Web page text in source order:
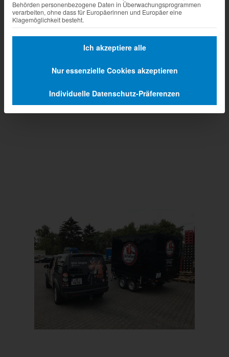
Prev Next
Behörden personenbezogene Daten in Überwachungsprogrammen
verarbeiten, ohne dass für Europäerinnen und Europäer eine
Klagemöglichkeit besteht.
Ich akzeptiere alle
Nur essenzielle Cookies akzeptieren
Individuelle Datenschutz-Präferenzen